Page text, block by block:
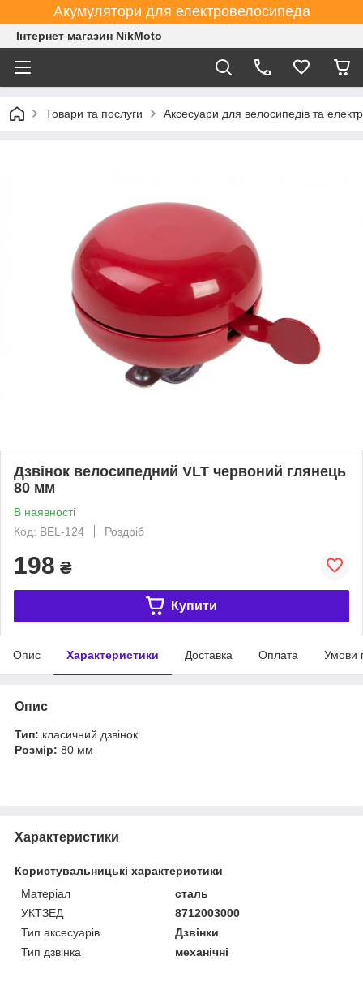
Акумулятори для електровелосипеда
Інтернет магазин NikMoto
Товари та послуги Аксесуари для велосипедів та
Дзвінок велосипедний VLT червоний глянець
80 мм
В наявності
Код: BEL-124
Роздріб
198 ₴
Купити
Опис Характеристики Доставка Оплата Умови
Опис
Тип: класичний дзвінок
Розмір: 80 мм
Характеристики
Користувальницькі характеристики
Матеріал
сталь
УКТЗЕД
8712003000
Тип аксесуарів
Дзвінки
Тип дзвінка
механічні